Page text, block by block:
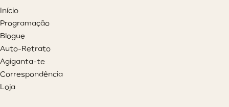
Início
Programação
Blogue
Auto-Retrato
Agiganta-te
Correspondência
Loja